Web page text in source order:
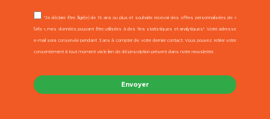
"Je déclare être âgé(e) de 16 ans ou plus et souhaite recevoir des offres personnalisées de «
l’afa », mes données pouvant être utilisées à des fins statistiques et analytiques". Votre adresse
e-mail sera conservée pendant 3 ans à compter de votre dernier contact. Vous pouvez retirer votre
consentement à tout moment via le lien de désinscription présent dans notre newsletter.